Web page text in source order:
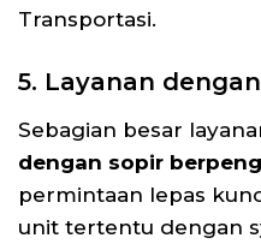
Transportasi.
5. Layanan
Sebagian besar
dengan sopir
permintaan lepas
unit tertentu dengan